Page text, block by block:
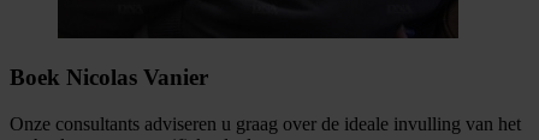
Boek Nicolas Vanier
Onze consultants adviseren u graag over de ideale invulling van het